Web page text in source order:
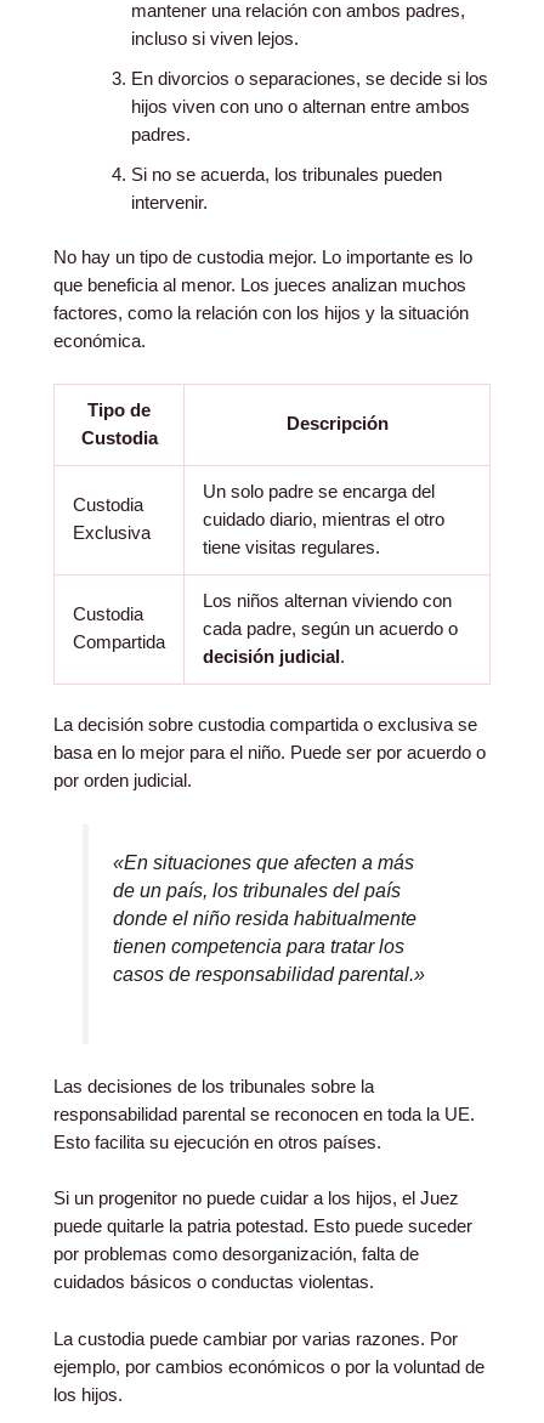
mantener una relación con ambos padres,
incluso si viven lejos.
En divorcios o separaciones, se decide si los
hijos viven con uno o alternan entre ambos
padres.
Si no se acuerda, los tribunales pueden
intervenir.
No hay un tipo de custodia mejor. Lo importante es lo
que beneficia al menor. Los jueces analizan muchos
factores, como la relación con los hijos y la situación
económica.
Tipo de
Custodia
Descripción
Custodia
Exclusiva
Un solo padre se encarga del
cuidado diario, mientras el otro
tiene visitas regulares.
Custodia
Compartida
Los niños alternan viviendo con
cada padre, según un acuerdo o
decisión judicial .
La decisión sobre custodia compartida o exclusiva se
basa en lo mejor para el niño. Puede ser por acuerdo o
por orden judicial.
«En situaciones que afecten a más
de un país, los tribunales del país
donde el niño resida habitualmente
tienen competencia para tratar los
casos de responsabilidad parental.»
Las decisiones de los tribunales sobre la
responsabilidad parental se reconocen en toda la UE.
Esto facilita su ejecución en otros países.
Si un progenitor no puede cuidar a los hijos, el Juez
puede quitarle la patria potestad. Esto puede suceder
por problemas como desorganización, falta de
cuidados básicos o conductas violentas.
La custodia puede cambiar por varias razones. Por
ejemplo, por cambios económicos o por la voluntad de
los hijos.